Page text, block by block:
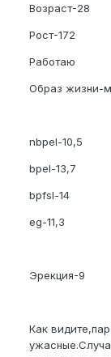
Возраст-28
Рост-172
Работаю
Образ жизни-
nbpel-10,5
bpel-13,7
bpfsl-14
eg-11,3
Эрекция-9
Как